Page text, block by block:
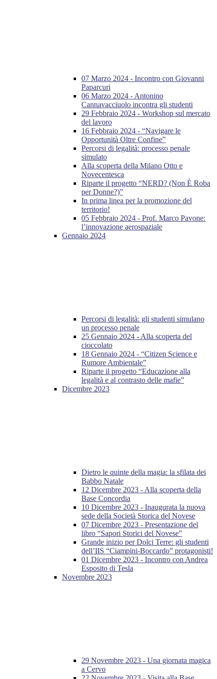
07 Marzo 2024 - Incontro con Giovanni
Paparcuri
06 Marzo 2024 - Antonino
Cannavacciuolo incontra gli studenti
29 Febbraio 2024 - Workshop sul mercato
del lavoro
16 Febbraio 2024 - “Navigare le
Opportunità Oltre Confine”
Percorsi di legalità: processo penale
simulato
Alla scoperta della Milano Otto e
Novecentesca
Riparte il progetto “NERD? (Non È Roba
per Donne?)”
In prima linea per la promozione del
territorio!
05 Febbraio 2024 - Prof. Marco Pavone:
l’innovazione aerospaziale
Gennaio 2024
Percorsi di legalità: gli studenti simulano
un processo penale
25 Gennaio 2024 - Alla scoperta del
cioccolato
18 Gennaio 2024 - “Citizen Science e
Rumore Ambientale”
Riparte il progetto “Educazione alla
legalità e al contrasto delle mafie”
Dicembre 2023
Dietro le quinte della magia: la sfilata dei
Babbo Natale
12 Dicembre 2023 - Alla scoperta della
Base Concordia
10 Dicembre 2023 - Inaugurata la nuova
sede della Società Storica del Novese
07 Dicembre 2023 - Presentazione del
libro “Sapori Storici del Novese”
Grande inizio per Dolci Terre: gli studenti
dell’IIS “Ciampini-Boccardo” protagonisti!
01 Dicembre 2023 - Incontro con Andrea
Esposito di Tesla
Novembre 2023
29 Novembre 2023 - Una giornata magica
a Cervo